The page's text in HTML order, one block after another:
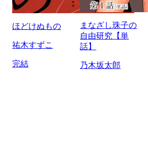
ほどけぬもの
祐木すずこ
完結
まなざし珠子の
自由研究【単
話】
乃木坂太郎